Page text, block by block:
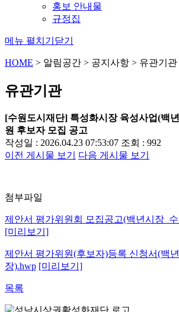
홍보 안내물
규정집
메뉴 펼치기 닫기
HOME > 알림공간 > 공지사항 > 유관기관
유관기관
[수원도시재단] 특성화시장 육성사업(백
원 후보자 모집 공고
작성일 : 2026.04.23 07:53:07 조회 : 992
이전 게시물 보기
다음 게시물 보기
첨부파일
제안서 평가위원회 모집공고(백년시장_
[미리보기]
제안서 평가위원(후보자)등록 신청서(백
장).hwp [미리보기]
목록